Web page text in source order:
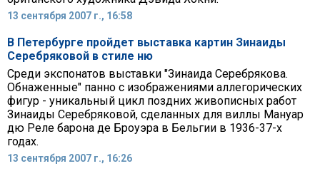
13 сентября 2007 г., 16:58
В Петербурге пройдет выставка картин Зинаиды
Серебряковой в стиле ню
Среди экспонатов выставки "Зинаида Серебрякова.
Обнаженные" панно с изображениями аллегорических
фигур - уникальный цикл поздних живописных работ
Зинаиды Серебряковой, сделанных для виллы Мануар
дю Реле барона де Броуэра в Бельгии в 1936-37-х
годах.
13 сентября 2007 г., 16:26